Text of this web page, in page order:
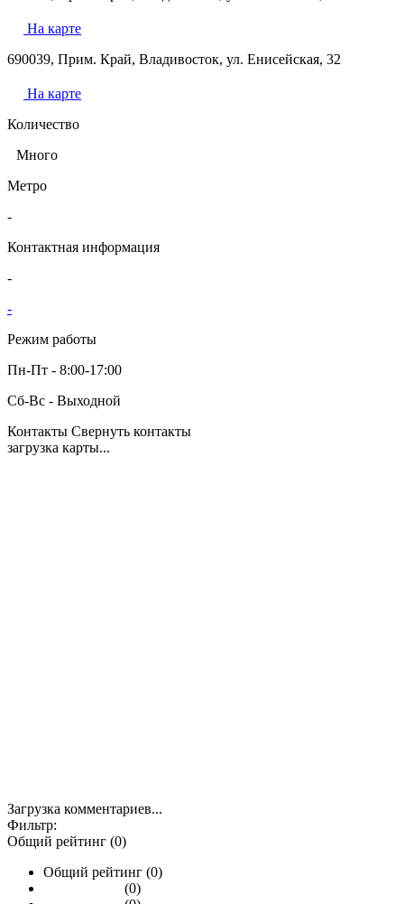
На карте
690039, Прим. Край, Владивосток, ул. Енисейская, 32
На карте
Количество
Много
Метро
-
Контактная информация
-
-
Режим работы
Пн-Пт - 8:00-17:00
Сб-Вс - Выходной
Контакты Свернуть контакты
загрузка карты...
Загрузка комментариев...
Фильтр:
Общий рейтинг (0)
Общий рейтинг (0)
(0)